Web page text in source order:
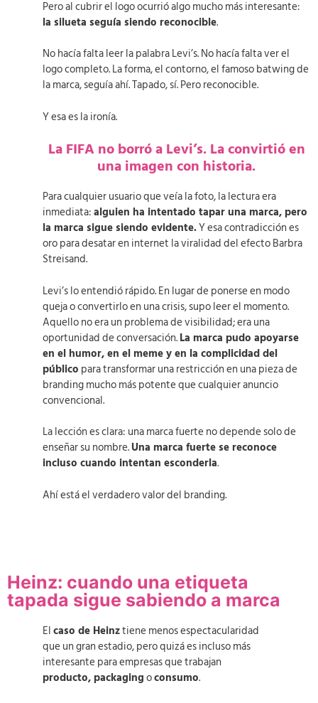
Pero al cubrir el logo ocurrió algo mucho más interesante:
la silueta seguía siendo reconocible.
No hacía falta leer la palabra Levi’s. No hacía falta ver el
logo completo. La forma, el contorno, el famoso batwing de
la marca, seguía ahí. Tapado, sí. Pero reconocible.
Y esa es la ironía.
La FIFA no borró a Levi’s. La convirtió en
una imagen con historia.
Para cualquier usuario que veía la foto, la lectura era
inmediata:alguien ha intentado tapar una marca, pero
la marca sigue siendo evidente.Y esa contradicción es
oro para desatar en internet la viralidad del efecto Barbra
Streisand.
Levi’s lo entendió rápido. En lugar de ponerse en modo
queja o convertirlo en una crisis, supo leer el momento.
Aquello no era un problema de visibilidad; era una
oportunidad de conversación.La marca pudo apoyarse
en el humor, en el meme y en la complicidad del
público para transformar una restricción en una pieza de
branding mucho más potente que cualquier anuncio
convencional.
La lección es clara: una marca fuerte no depende solo de
enseñar su nombre.Una marca fuerte se reconoce
incluso cuando intentan esconderla.
Ahí está el verdadero valor del branding.
Heinz: cuando una etiqueta
tapada sigue sabiendo a marca
Elcaso de Heinztiene menos espectacularidad
que un gran estadio, pero quizá es incluso más
interesante para empresas que trabajan
producto, packagingoconsumo.